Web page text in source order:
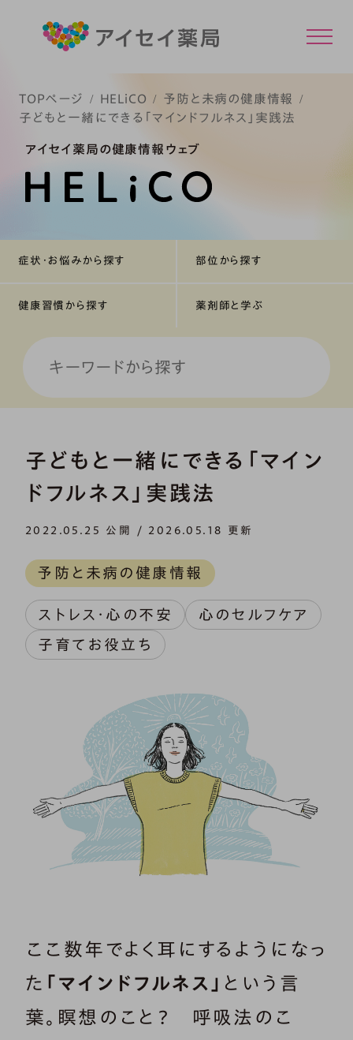
TOPページ HELiCO
予防と未病の健康情報
子どもと一緒にできる「マインドフルネス」実践法
アイセイ薬局の健康情報ウェブ
症状・お悩みから探す 部位から探す
健康習慣から探す 薬剤師と学ぶ
子どもと一緒にできる「マイン
ドフルネス」実践法
2022.05.25 公開 / 2026.05.18 更新
予防と未病の健康情報
ストレス・心の不安
心のセルフケア
子育てお役立ち
ここ数年でよく耳にするようになっ
た 「マインドフルネス」 という言
葉。瞑想のこと？ 呼吸法のこ